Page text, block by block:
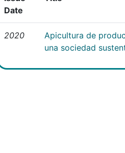
Date
2020
Apicultura de
una sociedad